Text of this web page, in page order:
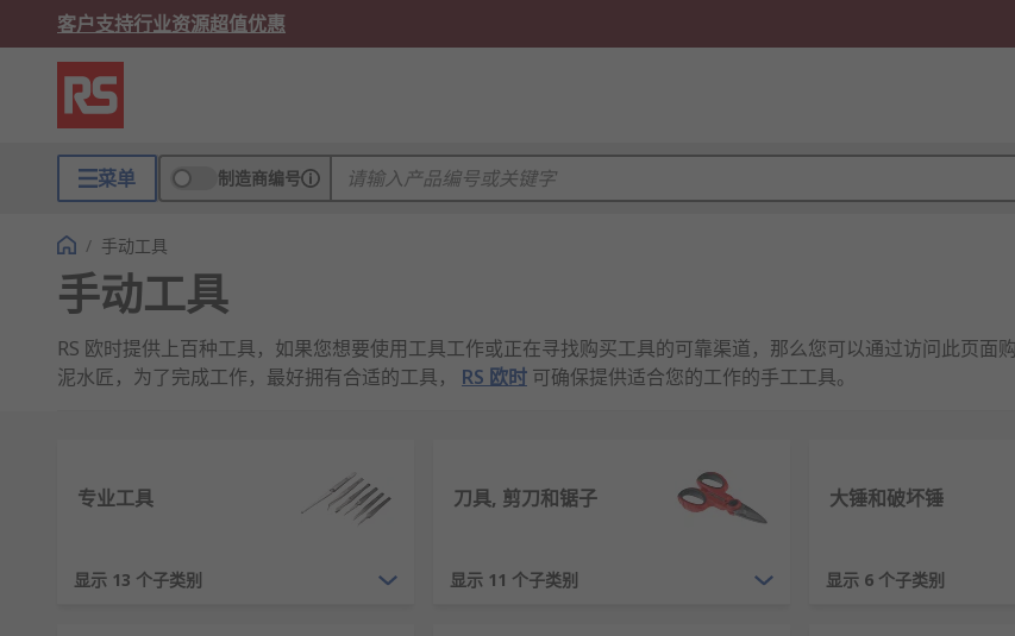
客户支持行业资源超值优惠
菜单 制造商编号
/ 手动工具
手动工具
RS 欧时提供上百种工具，如果您想要使用工具工作或正在寻找购买工具的可靠渠道，那么您可以通过访问此页
泥水匠，为了完成工作，最好拥有合适的工具， RS 欧时 可确保提供适合您的工作的手工工具。
RS 欧时提供哪些工具？
我们的手动工具包括但不限于 扳手和套筒 、工具套件和剪刀、锤子
、螺丝刀和钳子。RS 欧时 提供的其他
专业工具
显示 13 个子类别
刀具, 剪刀和锯子
显示 11 个子类别
大锤和破坏锤
显示 6 个子类别